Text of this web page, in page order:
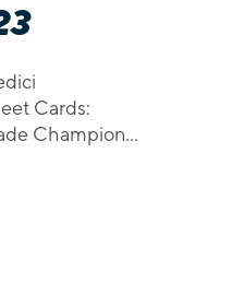
Cards:
Champion
Praetors
detailing